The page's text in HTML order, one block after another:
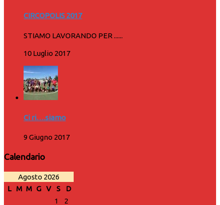
CIRCOPOLIS 2017
STIAMO LAVORANDO PER ......
10 Luglio 2017
Ci ri….siamo
9 Giugno 2017
Calendario
Agosto 2026
L M M G V S
D
1
2